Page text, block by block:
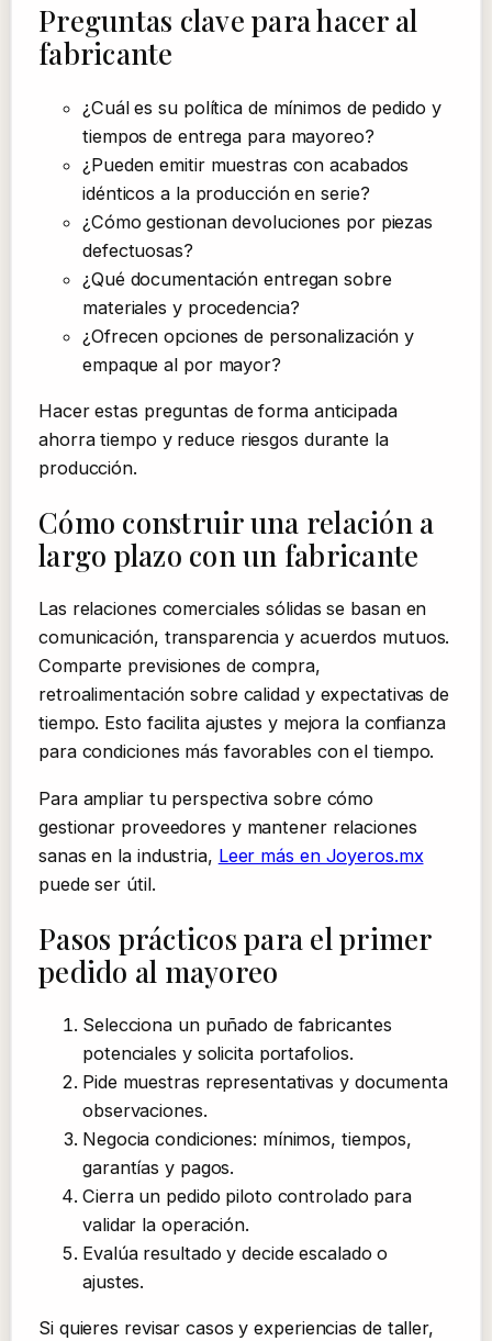
Preguntas clave para hacer al
fabricante
¿Cuál es su política de mínimos de pedido y
tiempos de entrega para mayoreo?
¿Pueden emitir muestras con acabados
idénticos a la producción en serie?
¿Cómo gestionan devoluciones por piezas
defectuosas?
¿Qué documentación entregan sobre
materiales y procedencia?
¿Ofrecen opciones de personalización y
empaque al por mayor?
Hacer estas preguntas de forma anticipada
ahorra tiempo y reduce riesgos durante la
producción.
Cómo construir una relación a
largo plazo con un fabricante
Las relaciones comerciales sólidas se basan en
comunicación, transparencia y acuerdos mutuos.
Comparte previsiones de compra,
retroalimentación sobre calidad y expectativas de
tiempo. Esto facilita ajustes y mejora la confianza
para condiciones más favorables con el tiempo.
Para ampliar tu perspectiva sobre cómo
gestionar proveedores y mantener relaciones
sanas en la industria, Leer más en Joyeros.mx
puede ser útil.
Pasos prácticos para el primer
pedido al mayoreo
Selecciona un puñado de fabricantes
potenciales y solicita portafolios.
Pide muestras representativas y documenta
observaciones.
Negocia condiciones: mínimos, tiempos,
garantías y pagos.
Cierra un pedido piloto controlado para
validar la operación.
Evalúa resultado y decide escalado o
ajustes.
Si quieres revisar casos y experiencias de taller,